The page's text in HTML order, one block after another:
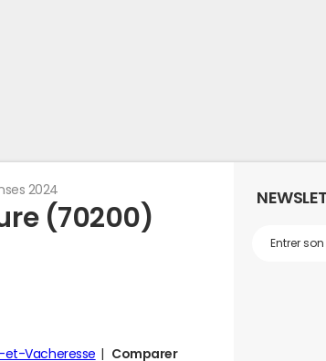
2024
(70200)
et-Vacheresse
Comparer